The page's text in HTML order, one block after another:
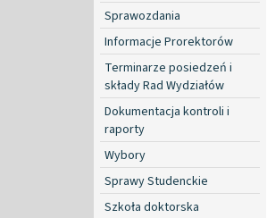
Sprawozdania
Informacje Prorektorów
Terminarze posiedzeń i
składy Rad Wydziałów
Dokumentacja kontroli i
raporty
Wybory
Sprawy Studenckie
Szkoła doktorska